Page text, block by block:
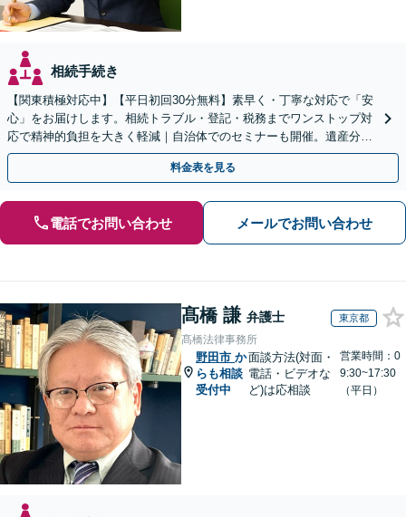
相続手続き
【関東積極対応中】【平日初回30分無料】素早く・丁寧な対応で「安
心」をお届けします。相続トラブル・登記・税務までワンストップ対
応で精神的負担を大きく軽減｜自治体でのセミナーも開催。遺産分
割・放棄などまずはお気軽にご相談ください【通知税理士】
料金表を見る
電話でお問い合わせ メールでお問い合わせ
髙橋 謙 弁護士 東京都
髙橋法律事務所
野田市 か
らも相談
受付中
面談方法(対面・
電話・ビデオな
ど)は応相談
営業時間：0
9:30~17:30
（平日）